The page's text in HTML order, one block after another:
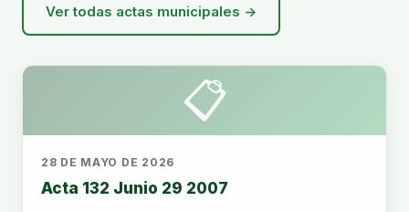
Ver todas actas municipales →
📋
28 DE MAYO DE 2026
Acta 132 Junio 29 2007